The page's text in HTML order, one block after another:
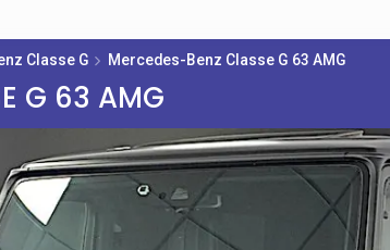
Classe G Mercedes-Benz Classe G 63 AMG
G 63 AMG